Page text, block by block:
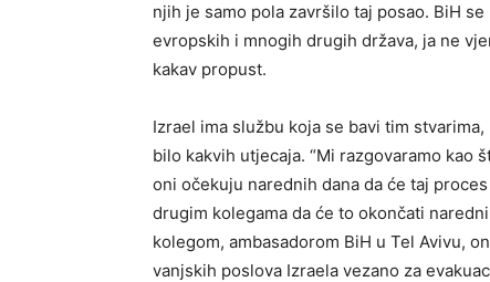
njih je samo pola završilo taj posao. BiH
evropskih i mnogih drugih država, ja ne
kakav propust.
Izrael ima službu koja se bavi tim
bilo kakvih utjecaja. “Mi razgovaramo kao
oni očekuju narednih dana da će taj
drugim kolegama da će to okončati
kolegom, ambasadorom BiH u Tel Avivu,
vanjskih poslova Izraela vezano za